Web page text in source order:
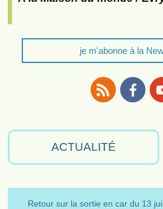
je m'abonne à la
ACTUALITÉ
Retour sur la sortie en car du 13